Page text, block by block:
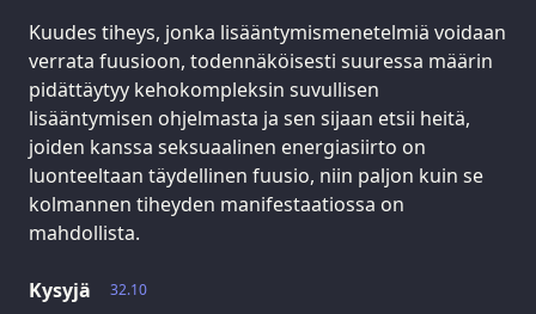
Kuudes tiheys, jonka lisääntymismenetelmiä voidaan
verrata fuusioon, todennäköisesti suuressa määrin
pidättäytyy kehokompleksin suvullisen
lisääntymisen ohjelmasta ja sen sijaan etsii heitä,
joiden kanssa seksuaalinen energiasiirto on
luonteeltaan täydellinen fuusio, niin paljon kuin se
kolmannen tiheyden manifestaatiossa on
mahdollista.
32.10
Kysyjä